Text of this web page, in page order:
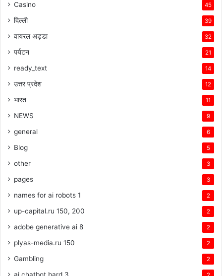
Casino 45
दिल्ली 39
वायरल अड्डा 32
पर्यटन 21
ready_text 14
उत्तर प्रदेश 12
भारत 11
NEWS 9
general 6
Blog 5
other 3
pages 3
names for ai robots 1 2
up-capital.ru 150, 200 2
adobe generative ai 8 2
plyas-media.ru 150 2
Gambling 2